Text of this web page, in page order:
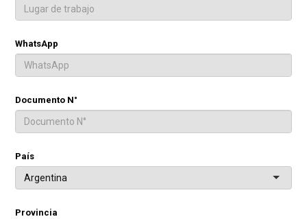
WhatsApp
Documento N°
País
Argentina
Provincia